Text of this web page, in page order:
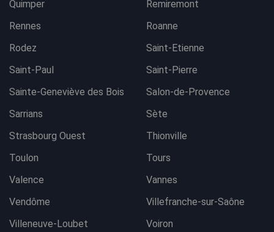
Quimper
Remiremont
Rennes
Roanne
Rodez
Saint-Etienne
Saint-Paul
Saint-Pierre
Sainte-Geneviève des Bois
Salon-de-Provence
Sarrians
Sète
Strasbourg Ouest
Thionville
Toulon
Tours
Valence
Vannes
Vendôme
Villefranche-sur-Saône
Villeneuve-Loubet
Voiron